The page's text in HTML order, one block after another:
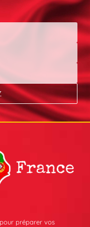
préparer vos